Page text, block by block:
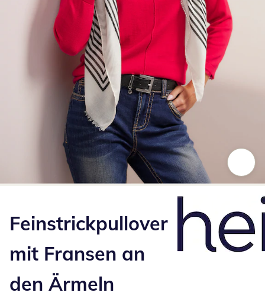
Feinstrickpullover
mit Fransen an
den Ärmeln